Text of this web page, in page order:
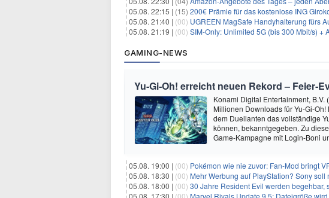
05.08. 22:15 | (15) 200€ Prämie für das kostenlose ING
05.08. 21:40 | (00) UGREEN MagSafe Handyhalterung fürs
05.08. 21:19 | (00) SIM-Only: Unlimited 5G (bis 300 Mbit/s) +
GAMING-NEWS
Yu‑Gi‑Oh! erreicht neuen Rekord –
Konami Digital Entertainment, B.V.
Millionen Downloads für Yu-Gi-
dem Duellanten das vollständige
können, bekanntgegeben. Zu
Game-Kampagne mit Login-Boni
05.08. 19:00 | (00) Pokémon wie nie zuvor: Fan-Mod bringt
05.08. 18:30 | (00) Mehr Werbung auf PlayStation? Sony
05.08. 18:00 | (00) 30 Jahre Resident Evil werden begehbar,
05.08. 17:30 | (00) Marvel Rivals Update 9.5: Dateigröße